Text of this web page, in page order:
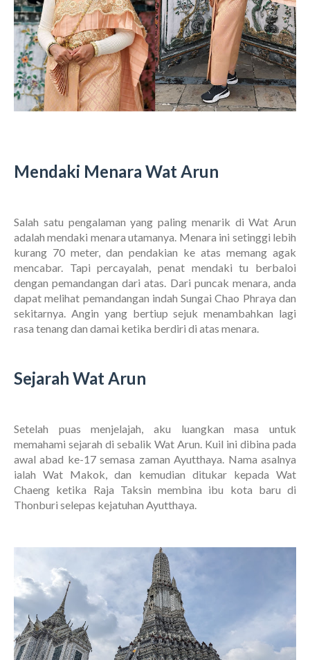
Mendaki Menara Wat Arun
Salah satu pengalaman yang paling menarik di Wat Arun
adalah mendaki menara utamanya. Menara ini setinggi lebih
kurang 70 meter, dan pendakian ke atas memang agak
mencabar. Tapi percayalah, penat mendaki tu berbaloi
dengan pemandangan dari atas. Dari puncak menara, anda
dapat melihat pemandangan indah Sungai Chao Phraya dan
sekitarnya. Angin yang bertiup sejuk menambahkan lagi
rasa tenang dan damai ketika berdiri di atas menara.
Sejarah Wat Arun
Setelah puas menjelajah, aku luangkan masa untuk
memahami sejarah di sebalik Wat Arun. Kuil ini dibina pada
awal abad ke-17 semasa zaman Ayutthaya. Nama asalnya
ialah Wat Makok, dan kemudian ditukar kepada Wat
Chaeng ketika Raja Taksin membina ibu kota baru di
Thonburi selepas kejatuhan Ayutthaya.